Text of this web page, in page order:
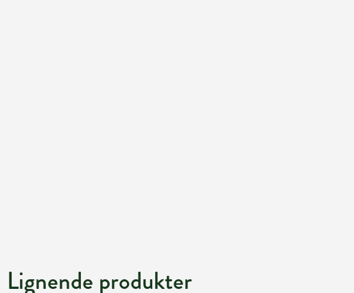
Lignende produkter